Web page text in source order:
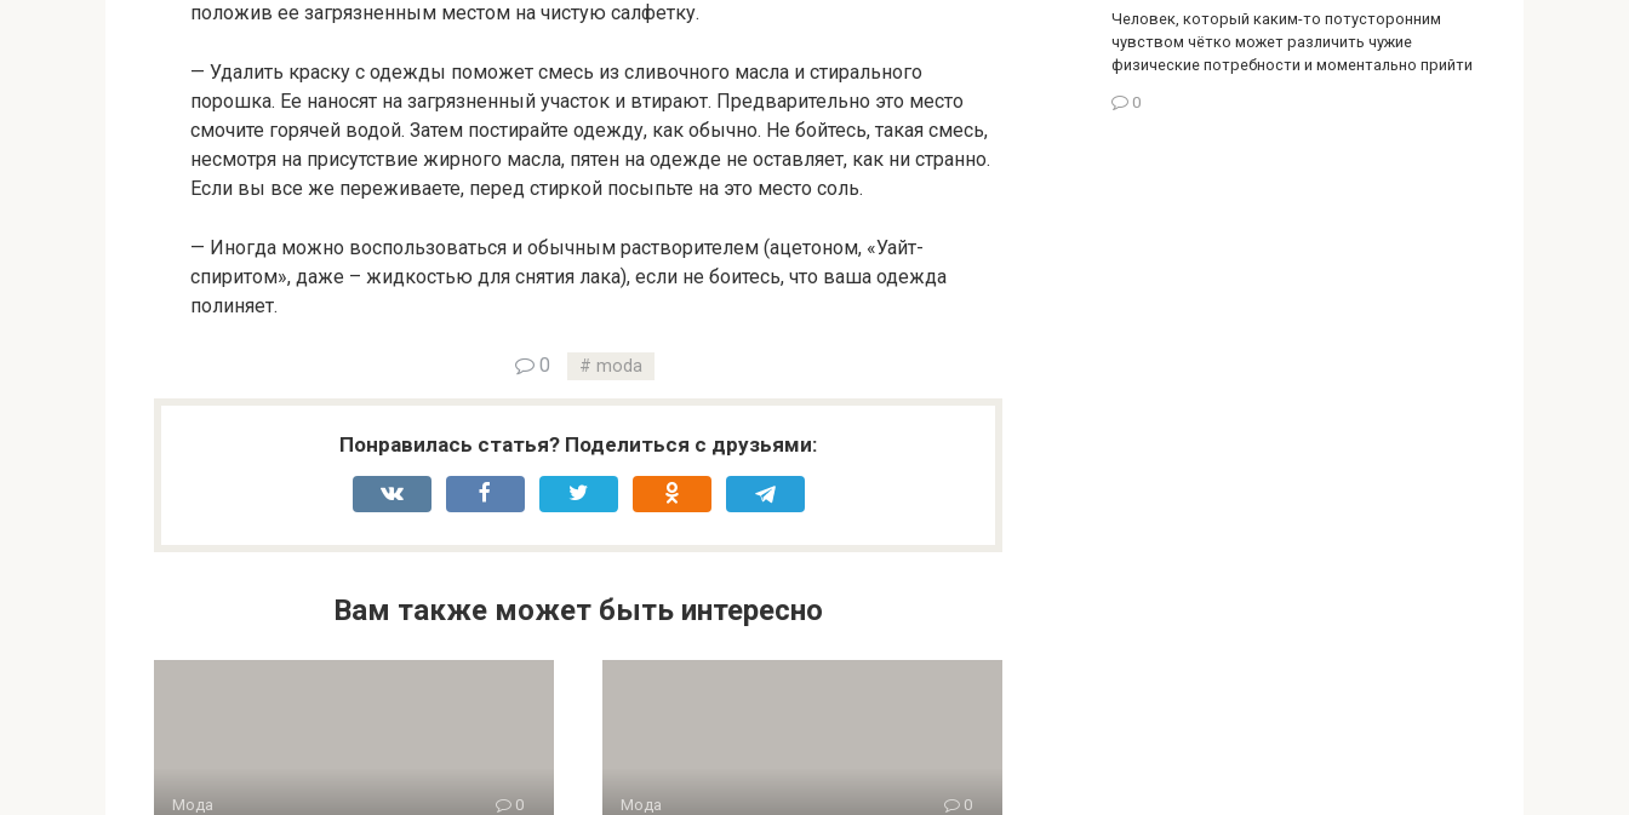
положив ее загрязненным местом на чистую салфетку.
— Удалить краску с одежды поможет смесь из сливочного масла и стирального
порошка. Ее наносят на загрязненный участок и втирают. Предварительно это место
смочите горячей водой. Затем постирайте одежду, как обычно. Не бойтесь, такая смесь,
несмотря на присутствие жирного масла, пятен на одежде не оставляет, как ни странно.
Если вы все же переживаете, перед стиркой посыпьте на это место соль.
— Иногда можно воспользоваться и обычным растворителем (ацетоном, «Уайт-
спиритом», даже – жидкостью для снятия лака), если не боитесь, что ваша одежда
полиняет.
0 moda
Понравилась статья? Поделиться с друзьями:
Вам также может быть интересно
Мода 0 Мода 0
Человек, который каким-то потусторонним
чувством чётко может различить чужие
физические потребности и моментально прийти
0